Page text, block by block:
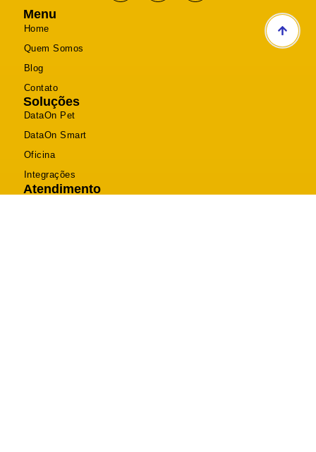
Menu
Home
Quem Somos
Blog
Contato
Soluções
DataOn Pet
DataOn Smart
Oficina
Integrações
Atendimento